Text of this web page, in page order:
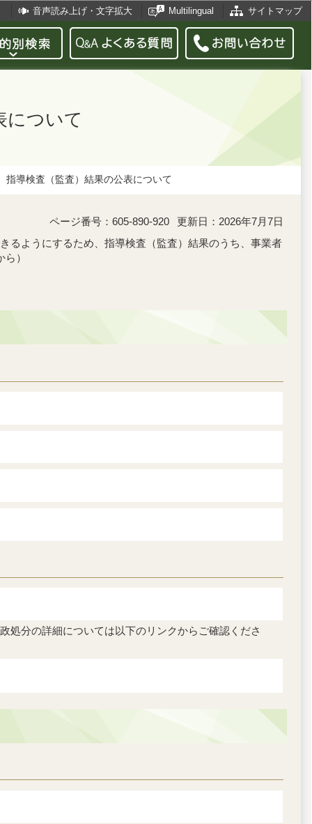
音声読み上げ・文字拡大 Multilingual サイトマップ
について
指導検査（監査）結果の公表について
ページ番号：605-890-920
更新日：2026年7月7日
るようにするため、指導検査（監査）結果のうち、事業者
）
処分の詳細については以下のリンクからご確認くださ